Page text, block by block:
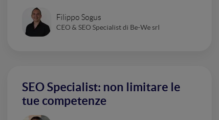
Filippo Sogus
CEO & SEO Specialist di Be-We srl
SEO Specialist: non limitare le
tue competenze